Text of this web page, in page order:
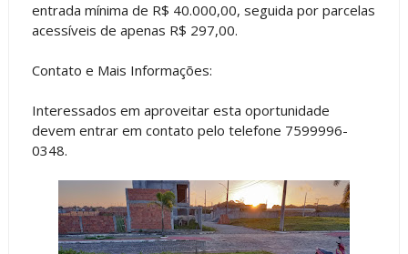
entrada mínima de R$ 40.000,00, seguida por parcelas
acessíveis de apenas R$ 297,00.
Contato e Mais Informações:
Interessados em aproveitar esta oportunidade
devem entrar em contato pelo telefone 7599996-
0348.